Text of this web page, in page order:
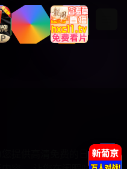
登录 注册
提供高清免费的日韩综